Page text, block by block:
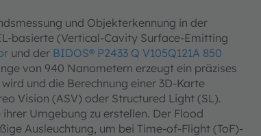
und Objekterkennung in der
basierte (Vertical-Cavity Surface-Emitting
und der BIDOS® P2433 Q V105Q121A 850
von 940 Nanometern erzeugt ein präzises
und die Berechnung einer 3D-Karte
Vision (ASV) oder Structured Light (SL).
Umgebung zu erstellen. Der Flood
Ausleuchtung, um bei Time-of-Flight (ToF)-